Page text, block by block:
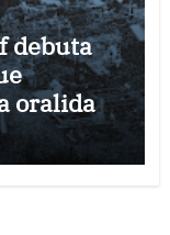
debuta
oralidad